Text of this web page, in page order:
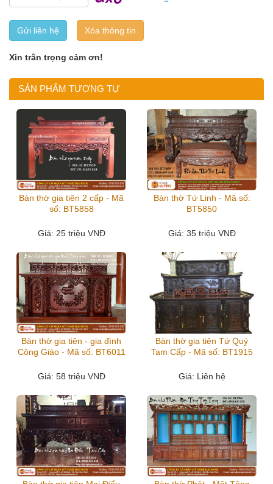
Gửi liên hệ
Xin trân trọng cảm ơn!
SẢN PHẨM TƯƠNG TỰ
Bàn thờ gia tiên 2 cấp - Mã
số: BT5858
Giá: 25 triệu VNĐ
Bàn thờ Tứ Linh - Mã số:
BT5850
Giá: 35 triệu VNĐ
Bàn thờ gia tiên - gia đình
Công Giáo - Mã số: BT6011
Giá: 58 triệu VNĐ
Bàn thờ gia tiên Tứ Quý
Tam Cấp - Mã số: BT1915
Giá: Liên hệ